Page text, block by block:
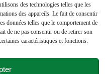
des technologies telles que les
des appareils. Le fait de consentir
données telles que le comportement de
de ne pas consentir ou de retirer son
caractéristiques et fonctions.